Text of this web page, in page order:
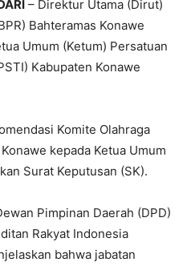
– Direktur Utama (Dirut)
Bahteramas Konawe
Umum (Ketum) Persatuan
Kabupaten Konawe
Komite Olahraga
kepada Ketua Umum
Surat Keputusan (SK).
Pimpinan Daerah (DPD)
Rakyat Indonesia
bahwa jabatan